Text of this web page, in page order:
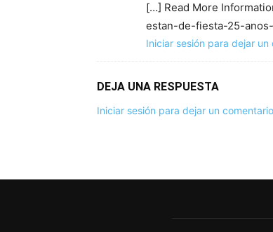
[…] Read More
estan-de-fiesta-25-
Iniciar sesión para dejar un
DEJA UNA RESPUESTA
Iniciar sesión para dejar un comentario